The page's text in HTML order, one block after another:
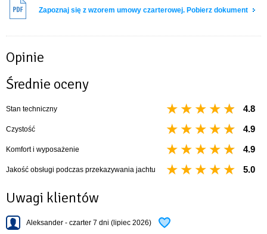
Zapoznaj się z wzorem umowy czarterowej. Pobierz dokument
Opinie
Średnie oceny
Stan techniczny 4.8
Czystość 4.9
Komfort i wyposażenie 4.9
Jakość obsługi podczas przekazywania jachtu 5.0
Uwagi klientów
Aleksander - czarter 7 dni (lipiec 2026)